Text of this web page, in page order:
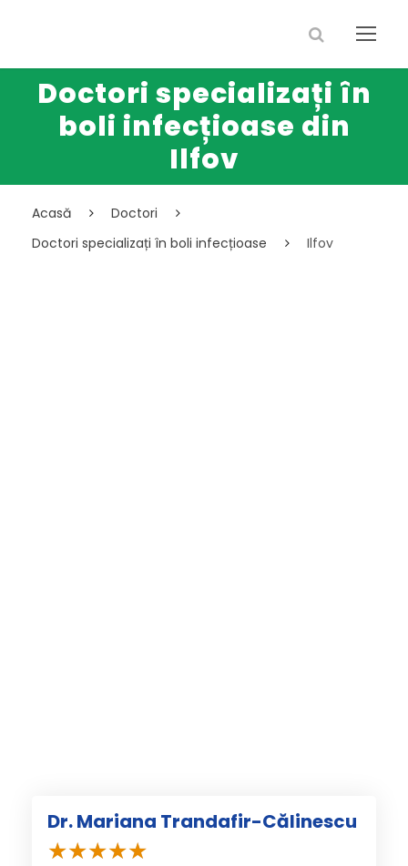
Doctori specializați în
boli infecțioase din
Ilfov
Acasă
Doctori
Doctori specializați în boli infecțioase
Ilfov
Dr. Mariana Trandafir-Călinescu